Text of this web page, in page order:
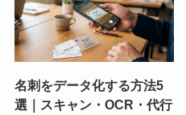
名刺をデータ化する方法5
選｜スキャン・OCR・代行